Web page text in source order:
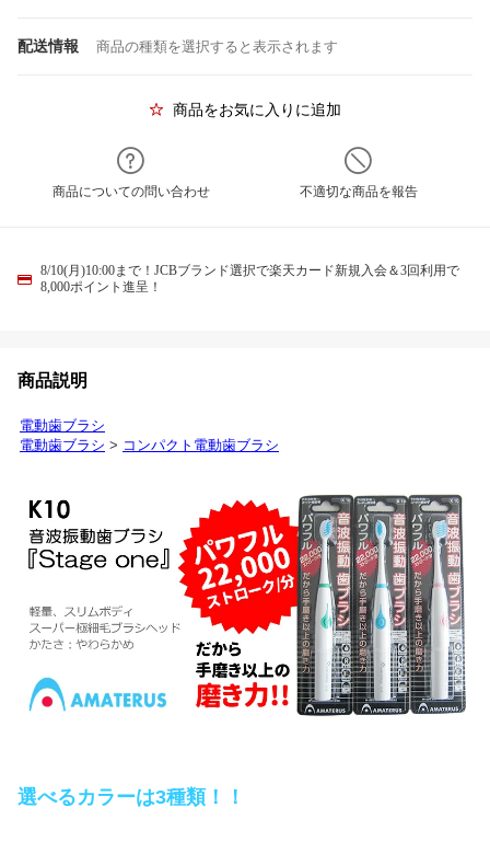
配送情報 商品の種類を選択すると表示されます
商品をお気に入りに追加
商品についての問い合わせ 不適切な商品を報告
8/10(月)10:00まで！JCBブランド選択で楽天カード新規入会＆3回利用で
8,000ポイント進呈！
商品説明
電動歯ブラシ
電動歯ブラシ > コンパクト電動歯ブラシ
選べるカラーは3種類！！